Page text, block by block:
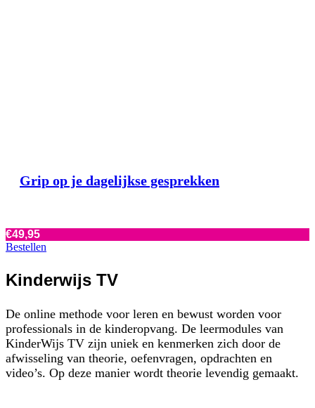
Grip op je dagelijkse gesprekken
€49,95
Bestellen
Kinderwijs TV
De online methode voor leren en bewust worden voor
professionals in de kinderopvang. De leermodules van
KinderWijs TV zijn uniek en kenmerken zich door de
afwisseling van theorie, oefenvragen, opdrachten en
video’s. Op deze manier wordt theorie levendig gemaakt.